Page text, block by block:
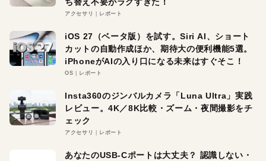
アクセサリ レポート
iOS 27（ベータ版）を試す。Siri AI、ショート
カットの自動作成ほか、期待大の便利機能5選。
iPhoneがAIの入り口になる未来はすぐそこ！
OS レポート
Insta360のジンバルカメラ「Luna Ultra」実践
レビュー。4K／8K比較・ズーム・夜間撮影をチ
ェック
アクセサリ レポート
あなたのUSB-Cポートは大丈夫？ 認識しない・